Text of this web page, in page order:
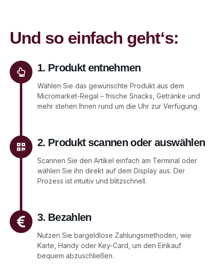
Und so einfach geht‘s:
1. Produkt entnehmen
Wählen Sie das gewünschte Produkt aus dem
Micromarket-Regal – frische Snacks, Getränke und
mehr stehen Ihnen rund um die Uhr zur Verfügung.
2. Produkt scannen oder auswählen
Scannen Sie den Artikel einfach am Terminal oder
wählen Sie ihn direkt auf dem Display aus. Der
Prozess ist intuitiv und blitzschnell.
3. Bezahlen
Nutzen Sie bargeldlose Zahlungsmethoden, wie
Karte, Handy oder Key-Card, um den Einkauf
bequem abzuschließen.